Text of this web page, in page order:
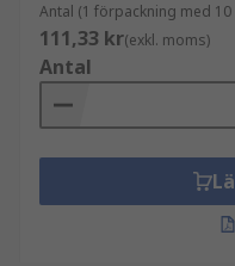
Antal (1 förpackning med 10
111,33 kr(exkl. moms)
Antal